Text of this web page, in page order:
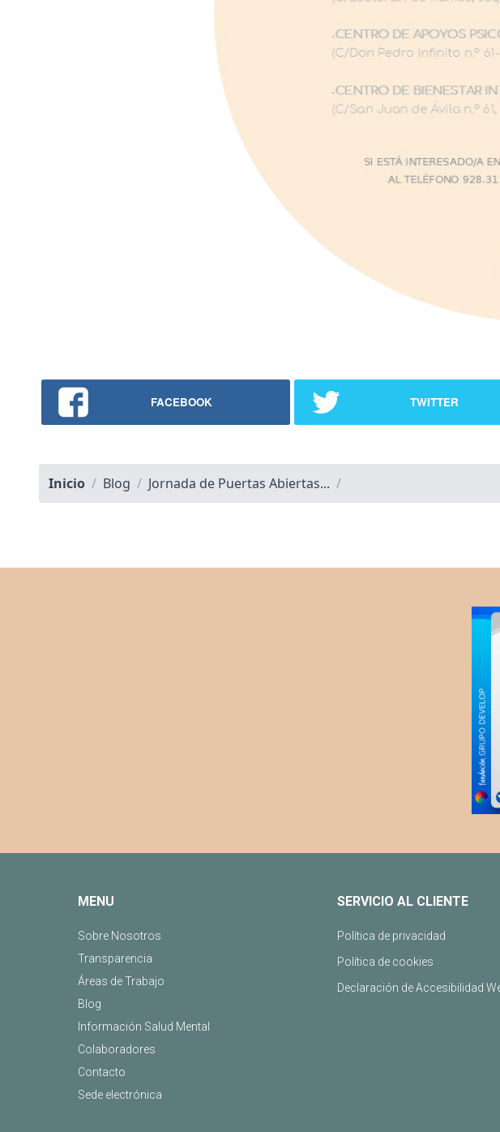
FACEBOOK TWITTER
Inicio / Blog / Jornada de Puertas Abiertas... /
MENU
Sobre Nosotros
Transparencia
Áreas de Trabajo
Blog
Información Salud Mental
Colaboradores
Contacto
Sede electrónica
SERVICIO AL CLIENTE
Política de privacidad
Política de cookies
Declaración de Accesibilidad